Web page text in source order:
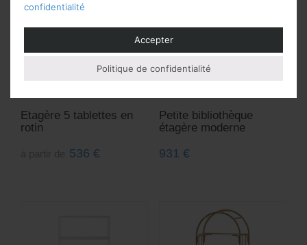
Etagère 5 tablettes en
rotin
536 €
Petite bibliothèque
étagère moderne
931 €
confidentialité
Accepter
Politique de confidentialité